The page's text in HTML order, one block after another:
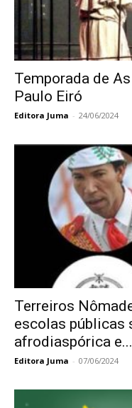
Temporada de
Paulo Eiró
Editora Juma - 24/06/2024
Terreiros
escolas públicas
afrodiaspórica e...
Editora Juma - 07/06/2024